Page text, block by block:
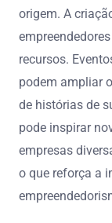
origem. A
recursos.
podem ampliar
de histórias de
pode inspirar
empresas
o que reforça a